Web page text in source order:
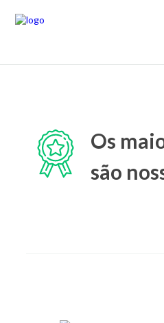
Os
são